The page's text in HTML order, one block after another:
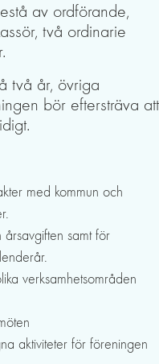
av ordförande,
två ordinarie
två år, övriga
bör eftersträva att
med kommun och
årsavgiften samt för
verksamhetsområden
aktiviteter för föreningen